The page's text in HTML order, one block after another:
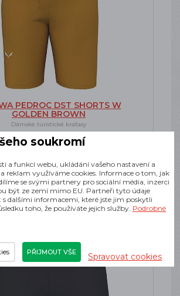
PEDROC DST SHORTS W
GOLDEN BROWN
Dámské turistické kraťasy
SKLADEM
soukromí
a funkcí webu, ukládání vašeho nastavení a
reklam využíváme cookies. Informace o tom, jak
se svými partnery pro sociální média, inzerci
být ze zemí mimo EU. Partneři tyto údaje
dalšími informacemi, které jste jim poskytli
toho, že používáte jejich služby. Podrobné
PŘIJMOUT VŠE Spravovat cookies